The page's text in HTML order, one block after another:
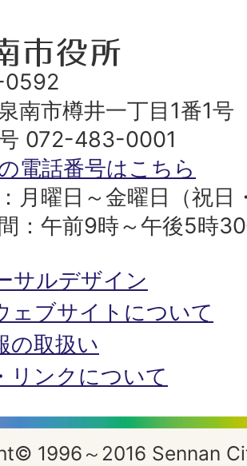
南市樽井一丁目1番1号
072-483-0001
電話番号はこちら
月曜日～金曜日（祝日
：午前9時～午後5時
サルデザイン
ェブサイトについて
の取扱い
リンクについて
1996～2016 Sennan